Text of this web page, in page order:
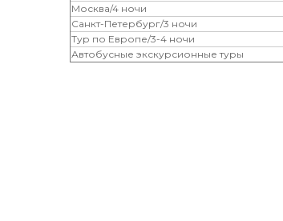
Москва/4 ночи
Санкт-Петербург/3 ночи
Тур по Европе/3-4 ночи
Автобусные экскурсионные туры